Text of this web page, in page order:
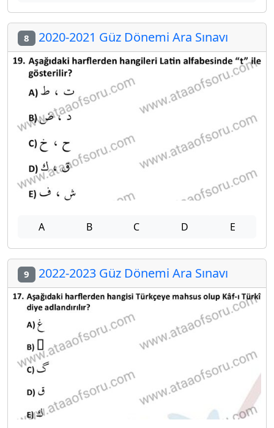
8 2020-2021 Güz Dönemi Ara Sınavı
A B C D E
9 2022-2023 Güz Dönemi Ara Sınavı